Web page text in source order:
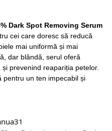
Dark Spot Removing Serum
cei care doresc să reducă
mai uniformă și mai
dar blândă, serul oferă
prevenind reapariția petelor.
pentru un ten impecabil și